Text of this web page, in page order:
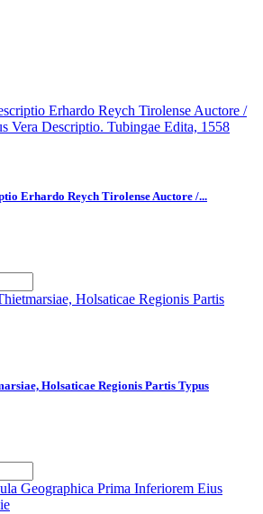
Erhardo Reych Tirolense Auctore /...
Holsaticae Regionis Partis Typus